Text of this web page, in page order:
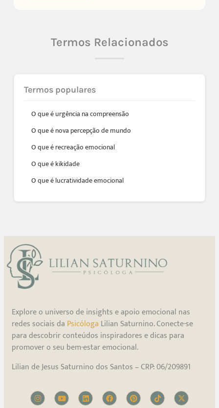
Termos Relacionados
Termos populares
O que é urgência na compreensão
O que é nova percepção de mundo
O que é recreação emocional
O que é kikidade
O que é lucratividade emocional
Explore o universo de insights e apoio emocional nas
redes sociais da Psicóloga Lilian Saturnino. Conecte-se
para descobrir conteúdos inspiradores e dicas para
promover o seu bem-estar emocional.
Lilian de Jesus Saturnino dos Santos – CRP: 06/209891